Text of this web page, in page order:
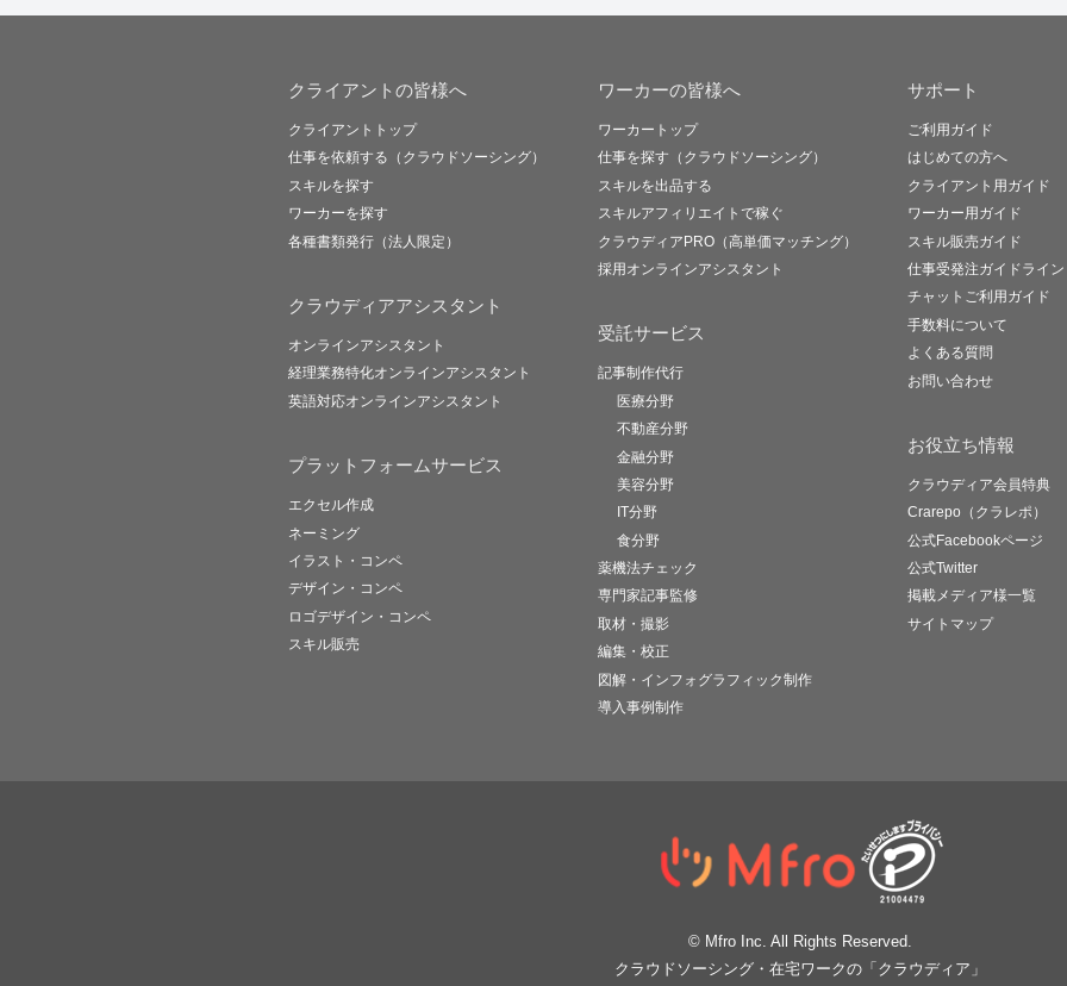
クライアントの皆様へ
クライアントトップ
仕事を依頼する（クラウドソーシング）
スキルを探す
ワーカーを探す
各種書類発行（法人限定）
クラウディアアシスタント
オンラインアシスタント
経理業務特化オンラインアシスタント
英語対応オンラインアシスタント
プラットフォームサービス
エクセル作成
ネーミング
イラスト・コンペ
デザイン・コンペ
ロゴデザイン・コンペ
スキル販売
ワーカーの皆様へ
ワーカートップ
仕事を探す（クラウドソーシング）
スキルを出品する
スキルアフィリエイトで稼ぐ
クラウディアPRO（高単価マッチング）
採用オンラインアシスタント
受託サービス
記事制作代行
医療分野
不動産分野
金融分野
美容分野
IT分野
食分野
薬機法チェック
専門家記事監修
取材・撮影
編集・校正
図解・インフォグラフィック制作
導入事例制作
サポート
ご利用ガイド
はじめての方へ
クライアント用ガイド
ワーカー用ガイド
スキル販売ガイド
仕事受発注ガイドライン
チャットご利用ガイド
手数料について
よくある質問
お問い合わせ
お役立ち情報
クラウディア会員特典
Crarepo（クラレポ）
公式Facebookページ
公式Twitter
掲載メディア様一覧
サイトマップ
© Mfro Inc. All Rights Reserved.
クラウドソーシング・在宅ワークの「クラウディア」